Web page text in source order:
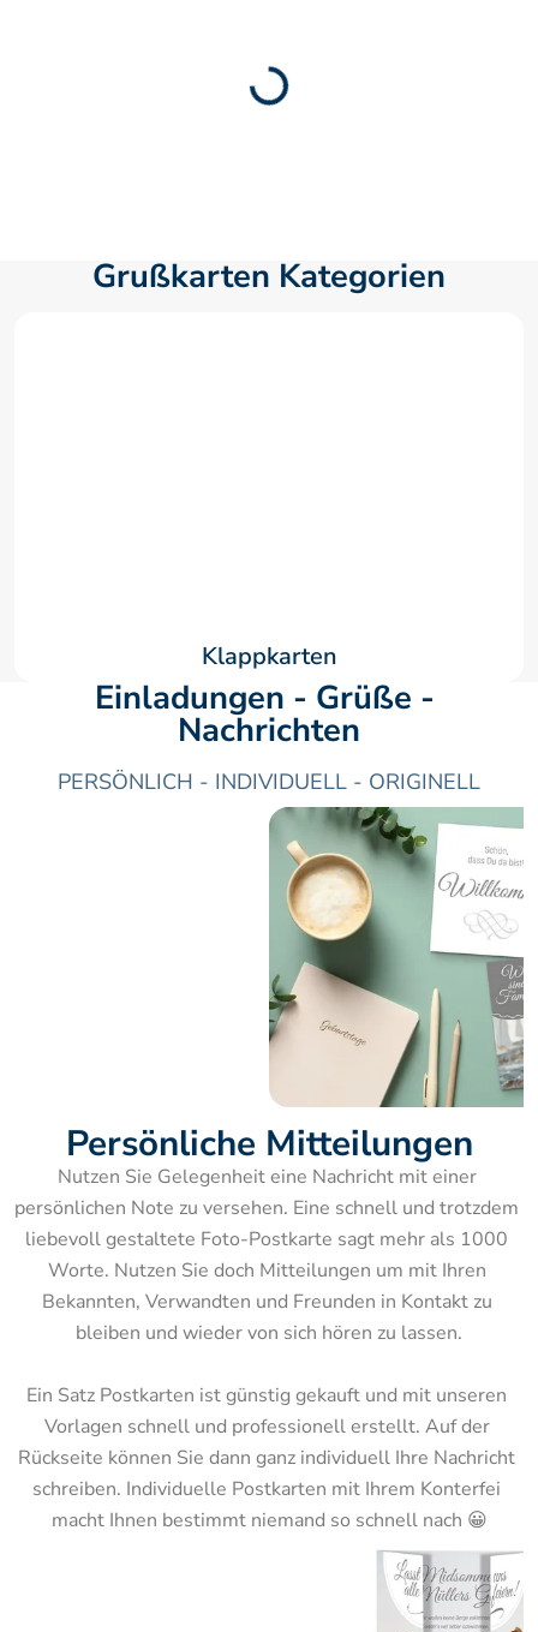
Grußkarten Kategorien
Klappkarten
Einladungen - Grüße -
Nachrichten
PERSÖNLICH - INDIVIDUELL - ORIGINELL
Persönliche Mitteilungen
Nutzen Sie Gelegenheit eine Nachricht mit einer
persönlichen Note zu versehen. Eine schnell und trotzdem
liebevoll gestaltete Foto-Postkarte sagt mehr als 1000
Worte. Nutzen Sie doch Mitteilungen um mit Ihren
Bekannten, Verwandten und Freunden in Kontakt zu
bleiben und wieder von sich hören zu lassen.
Ein Satz Postkarten ist günstig gekauft und mit unseren
Vorlagen schnell und professionell erstellt. Auf der
Rückseite können Sie dann ganz individuell Ihre Nachricht
schreiben. Individuelle Postkarten mit Ihrem Konterfei
macht Ihnen bestimmt niemand so schnell nach 😀